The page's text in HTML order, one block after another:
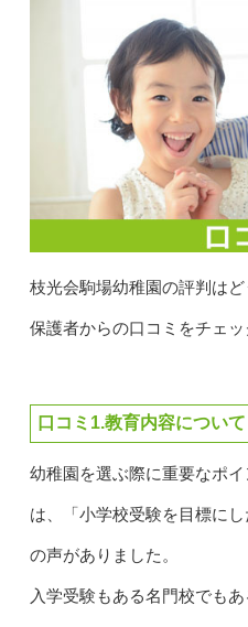
枝光会駒場幼稚園の評判は
保護者からの口コミをチェッ
口コミ1.教育内容について
幼稚園を選ぶ際に重要なポ
は、「小学校受験を目標に
の声がありました。
入学受験もある名門校でも